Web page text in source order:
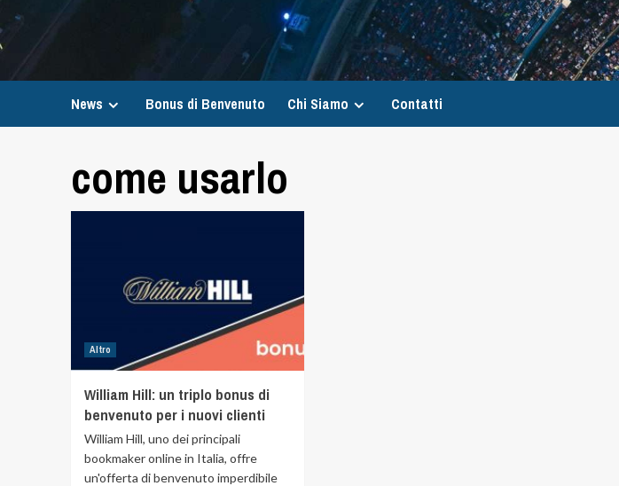
News Bonus di Benvenuto Chi Siamo Contatti
come usarlo
Altro
William Hill: un triplo bonus di
benvenuto per i nuovi clienti
William Hill, uno dei principali
bookmaker online in Italia, offre
un'offerta di benvenuto imperdibile